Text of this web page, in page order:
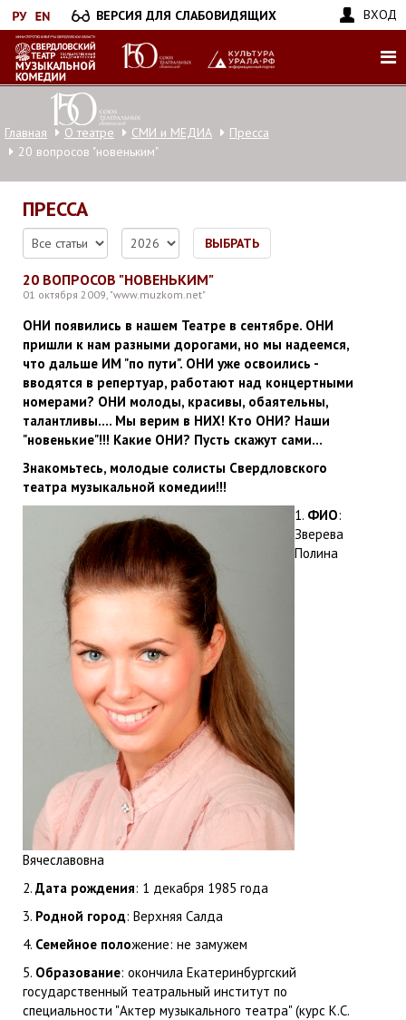
Перейти
к
основному
содержанию
ВЕРСИЯ ДЛЯ СЛАБОВИДЯЩИХ ВХОД
Главная О театре СМИ и МЕДИА
Пресса
20 вопросов "новеньким"
ПРЕССА
ВЫБРАТЬ
20 ВОПРОСОВ "НОВЕНЬКИМ"
01 октября 2009, "www.muzkom.net"
ОНИ появились в нашем Театре в сентябре. ОНИ
пришли к нам разными дорогами, но мы надеемся,
что дальше ИМ "по пути". ОНИ уже освоились -
вводятся в репертуар, работают над концертными
номерами? ОНИ молоды, красивы, обаятельны,
талантливы.... Мы верим в НИХ! Кто ОНИ? Наши
"новенькие"!!! Какие ОНИ? Пусть скажут сами...
Знакомьтесь, молодые солисты Свердловского
театра музыкальной комедии!!!
1. ФИО:
Зверева
Полина
Вячеславовна
2. Дата рождения: 1 декабря 1985 года
3. Родной город: Верхняя Салда
4. Семейное положение: не замужем
5. Образование: окончила Екатеринбургский
государственный театральный институт по
специальности "Актер музыкального театра" (курс К.С.